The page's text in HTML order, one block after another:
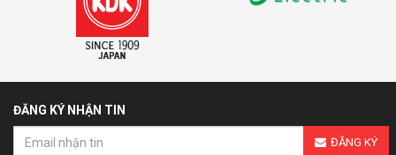
ĐĂNG KÝ NHẬN TIN
ĐĂNG KÝ